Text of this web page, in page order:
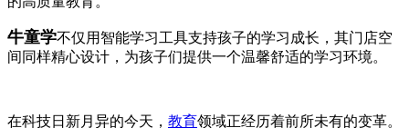
牛童学不仅用智能学习工具支持孩子的学习成长，其门店空
间同样精心设计，为孩子们提供一个温馨舒适的学习环境。
在科技日新月异的今天， 教育领域正经历着前所未有的变革。